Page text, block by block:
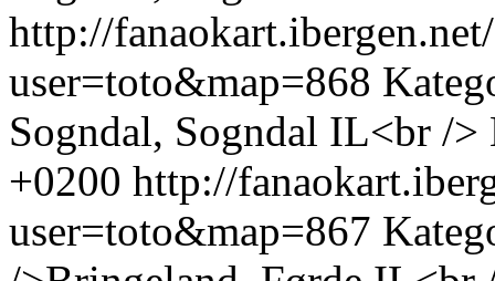
http://
user=toto&map=868
Sogndal, Sogndal IL<br />
+0200 http://
user=toto&map=867